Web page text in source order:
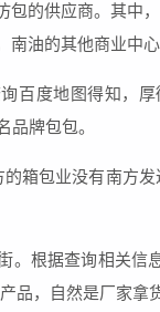
包的供应商。其中
南油的其他商业中
百度地图得知，厚
品牌包包。
箱包业没有南方
。根据查询相关
品，自然是厂家拿